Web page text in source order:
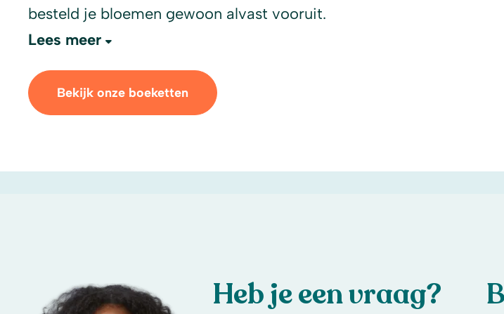
besteld je bloemen gewoon alvast vooruit.
Lees meer
Bekijk onze boeketten
Heb je een vraag?